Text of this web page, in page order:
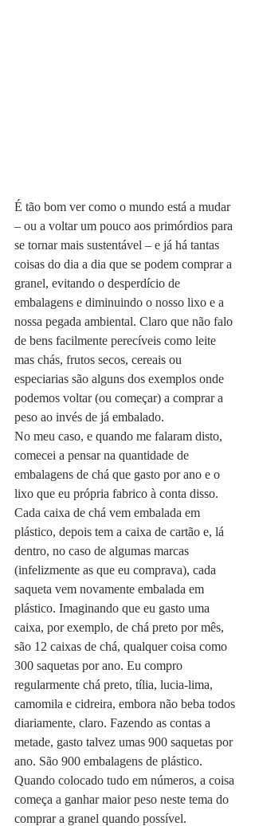
É tão bom ver como o mundo está a mudar
– ou a voltar um pouco aos primórdios para
se tornar mais sustentável – e já há tantas
coisas do dia a dia que se podem comprar a
granel, evitando o desperdício de
embalagens e diminuindo o nosso lixo e a
nossa pegada ambiental. Claro que não falo
de bens facilmente perecíveis como leite
mas chás, frutos secos, cereais ou
especiarias são alguns dos exemplos onde
podemos voltar (ou começar) a comprar a
peso ao invés de já embalado.
No meu caso, e quando me falaram disto,
comecei a pensar na quantidade de
embalagens de chá que gasto por ano e o
lixo que eu própria fabrico à conta disso.
Cada caixa de chá vem embalada em
plástico, depois tem a caixa de cartão e, lá
dentro, no caso de algumas marcas
(infelizmente as que eu comprava), cada
saqueta vem novamente embalada em
plástico. Imaginando que eu gasto uma
caixa, por exemplo, de chá preto por mês,
são 12 caixas de chá, qualquer coisa como
300 saquetas por ano. Eu compro
regularmente chá preto, tília, lucia-lima,
camomila e cidreira, embora não beba todos
diariamente, claro. Fazendo as contas a
metade, gasto talvez umas 900 saquetas por
ano. São 900 embalagens de plástico.
Quando colocado tudo em números, a coisa
começa a ganhar maior peso neste tema do
comprar a granel quando possível.